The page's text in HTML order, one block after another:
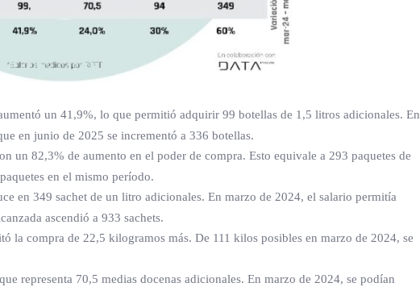
un 41,9%, lo que permitió adquirir 99 botellas de 1,5 litros adicionales. En
en junio de 2025 se incrementó a 336 botellas.
un 82,3% de aumento en el poder de compra. Esto equivale a 293 paquetes de
en el mismo período.
en 349 sachet de un litro adicionales. En marzo de 2024, el salario permitía
ascendió a 933 sachets.
la compra de 22,5 kilogramos más. De 111 kilos posibles en marzo de 2024, se
representa 70,5 medias docenas adicionales. En marzo de 2024, se podían